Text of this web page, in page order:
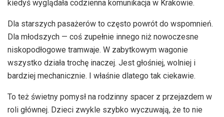
kiedyś wyglądała codzienna komunikacja w Krakowie.
Dla starszych pasażerów to często powrót do wspomnień.
Dla młodszych — coś zupełnie innego niż nowoczesne
niskopodłogowe tramwaje. W zabytkowym wagonie
wszystko działa trochę inaczej. Jest głośniej, wolniej i
bardziej mechanicznie. I właśnie dlatego tak ciekawie.
To też świetny pomysł na rodzinny spacer z przejazdem w
roli głównej. Dzieci zwykle szybko wyczuwają, że to nie